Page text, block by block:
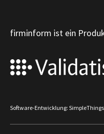
firminform ist ein
Software-Entwicklung: